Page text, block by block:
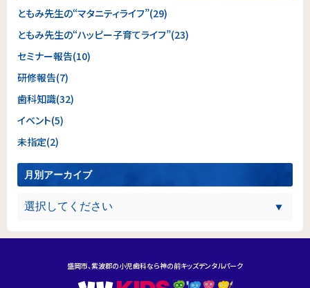
ともみ先生の“マタニティライフ”(29)
ともみ先生の“ハッピー子育てライフ”(23)
セミナー報告(10)
研修報告(7)
歯科知識(32)
イベント(5)
未指定(2)
月別アーカイブ
盛岡市、紫波郡の小児歯科なら神の前キッズデンタルパーク